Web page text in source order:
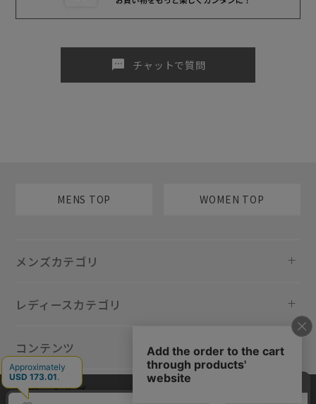
sms チャットで質問
MENS TOP WOMEN TOP
メンズカテゴリ
レディースカテゴリ
コンテンツ
規約・ヘルプ